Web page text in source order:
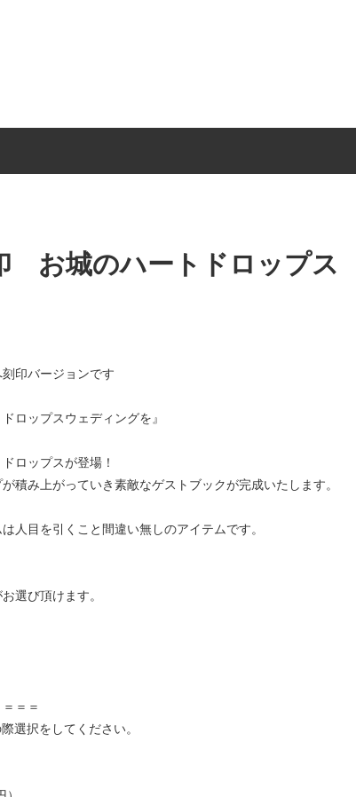
お城のハートドロップス
印バージョンです
ロップスウェディングを』
ロップスが登場！
積み上がっていき素敵なゲストブックが完成いたします。
人目を引くこと間違い無しのアイテムです。
選び頂けます。
＝＝
選択をしてください。